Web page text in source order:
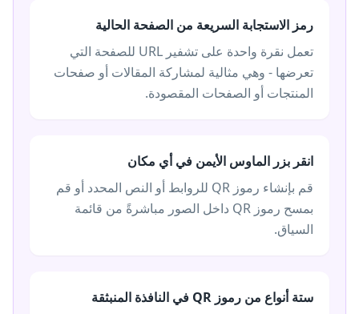
رمز الاستجابة السريعة من الصفحة الحالية
تعمل نقرة واحدة على تشفير URL للصفحة التي
تعرضها - وهي مثالية لمشاركة المقالات أو صفحات
المنتجات أو الصفحات المقصودة.
انقر بزر الماوس الأيمن في أي مكان
قم بإنشاء رموز QR للروابط أو النص المحدد أو قم
بمسح رموز QR داخل الصور مباشرةً من قائمة
السياق.
ستة أنواع من رموز QR في النافذة المنبثقة